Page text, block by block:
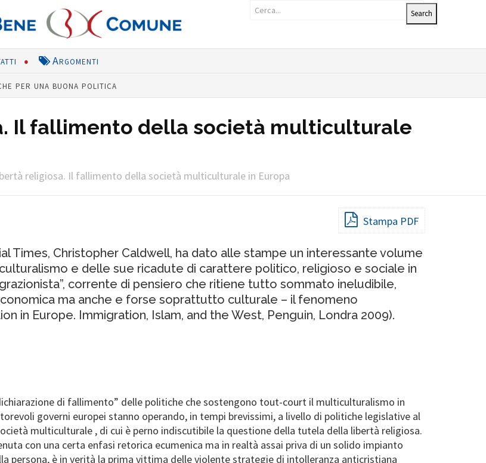
Argomenti
per una buona politica
Il fallimento della società multiculturale
religiosa. Il fallimento della società multiculturale in Europa
Stampa PDF
Times, Christopher Caldwell, ha dato alle stampe un interessante volume
e delle sue ricadute di carattere politico, religioso e sociale in
corrente di pensiero che ritiene tutto sommato ineludibile,
ma anche e forse soprattutto culturale – il fenomeno
in Europe. Immigration, Islam, and the West, Penguin, Londra 2009).
di fallimento” delle politiche che sostengono tout-court il multiculturalismo in
governi europei stanno operando, in tempi brevissimi, a livello di politiche legislative al
multiculturale , di cui è perno indiscutibile la questione della tutela della libertà religiosa.
con una certa enfasi retorica ecumenica ma in realtà assai priva di un solido impianto
persona, è in verità la prima vittima delle violente strategie di intolleranza anticristiana